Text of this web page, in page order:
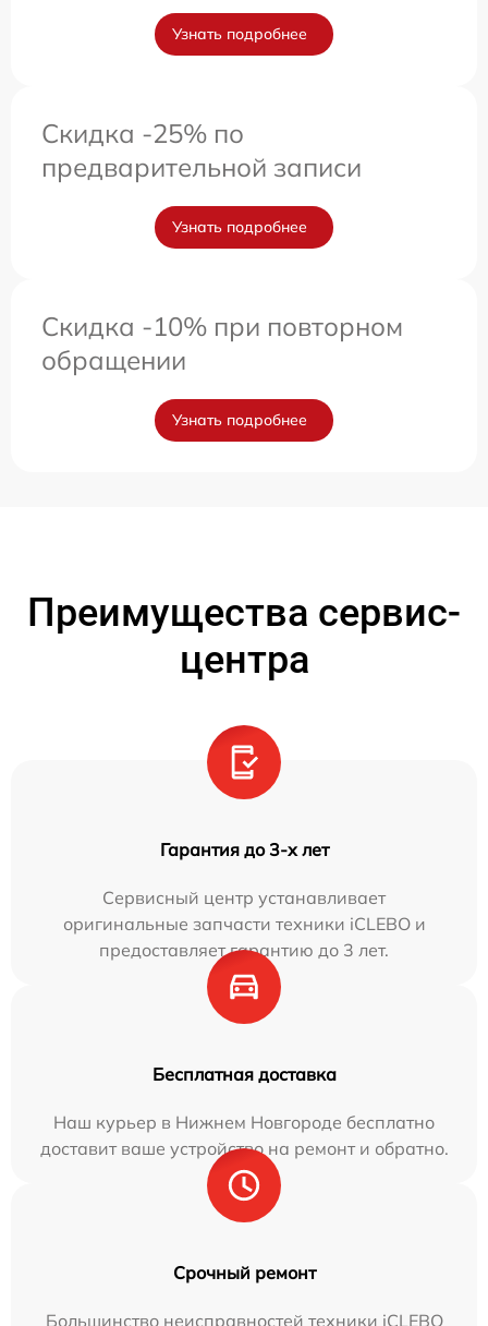
Узнать подробнее
Скидка -25% по
предварительной записи
Узнать подробнее
Скидка -10% при повторном
обращении
Узнать подробнее
Преимущества сервис-
центра
Гарантия до 3-х лет
Сервисный центр устанавливает
оригинальные запчасти техники iCLEBO и
предоставляет гарантию до 3 лет.
Бесплатная доставка
Наш курьер в Нижнем Новгороде бесплатно
доставит ваше устройство на ремонт и обратно.
Срочный ремонт
Большинство неисправностей техники iCLEBO